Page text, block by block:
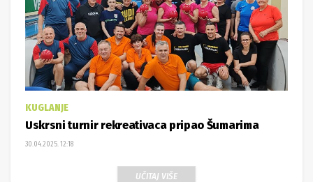
KUGLANJE
Uskrsni turnir rekreativaca pripao Šumarima
30.04.2025. 12:18
UČITAJ VIŠE